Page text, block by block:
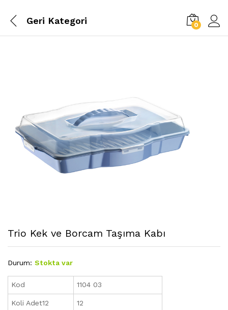
Geri Kategori 0
Trio Kek ve Borcam Taşıma Kabı
Durum: Stokta var
Kod 1104 03
Koli Adet12 12